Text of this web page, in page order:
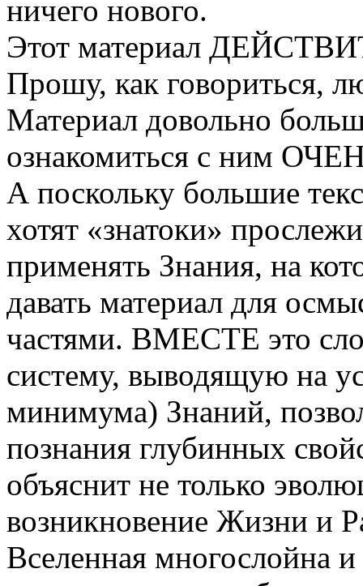
ничего нового.
Этот материал
Прошу, как говориться,
Материал довольно
ознакомиться с ним
А поскольку большие
хотят «знатоки»
применять Знания, на
давать материал для
частями. ВМЕСТЕ это
систему, выводящую
минимума) Знаний,
познания глубинных
объяснит не только
возникновение Жизни
Вселенная многослойна